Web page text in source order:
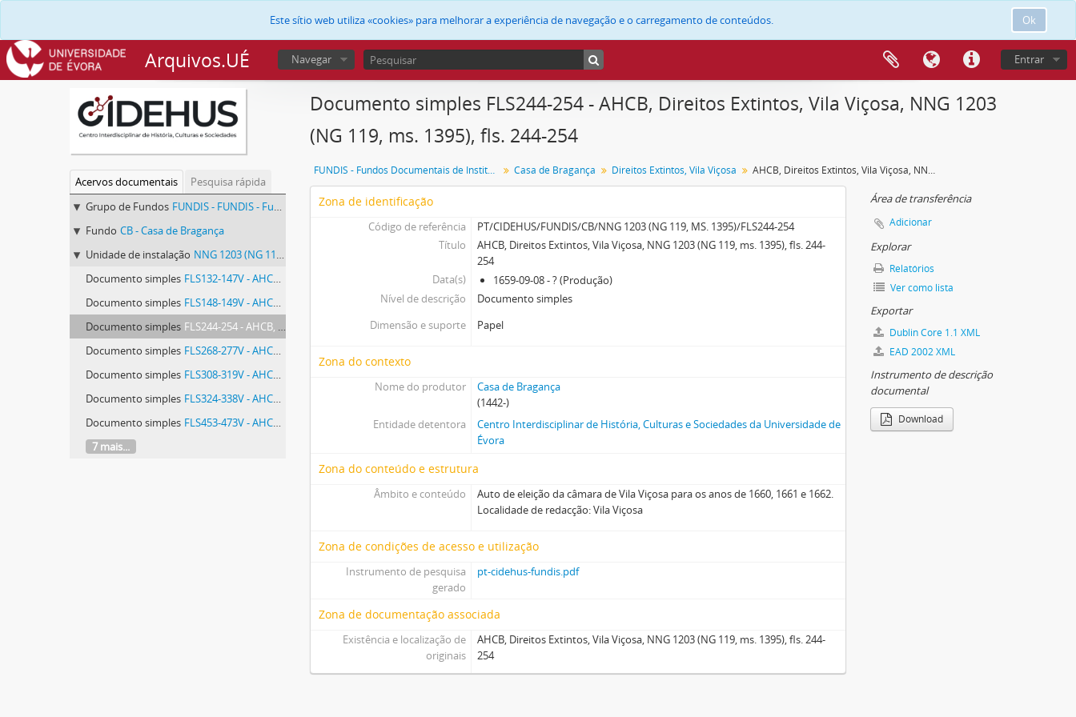
Ok
Este sítio web utiliza «cookies» para melhorar a experiência de navegação e o carregamento de conteúdos.
Arquivos.UÉ Entrar
Navegar
Acervos documentais
Pesquisa rápida
Grupo de Fundos FUNDIS - FUNDIS - Fundos Documentais de Instituições do Sul
Fundo CB - Casa de Bragança
Unidade de instalação NNG 1203 (NG 119, MS. 1395) - Direitos Extintos, Vila Viçosa
Documento simples FLS132-147V - AHCB, Direitos Extintos, Vila Viçosa, NNG 1203 (NG 119, ms. 1395), fls. 132-147v
Documento simples FLS148-149V - AHCB, Direitos Extintos, Vila Viçosa, NNG 1203 (NG 119, ms. 1395), fls. 148-149v
Documento simples FLS244-254 - AHCB, Direitos Extintos, Vila Viçosa, NNG 1203 (NG 119, ms. 1395), fls. 244-254
Documento simples FLS268-277V - AHCB, Direitos Extintos, Vila Viçosa, NNG 1203 (NG 119, ms. 1395), fls. 268-277v
Documento simples FLS308-319V - AHCB, Direitos Extintos, Vila Viçosa, NNG 1203 (NG 119, ms. 1395), fls. 308-319v
Documento simples FLS324-338V - AHCB, Direitos Extintos, Vila Viçosa, NNG 1203 (NG 119, ms. 1395), fls. 324-338v
Documento simples FLS453-473V - AHCB, Direitos Extintos, Vila Viçosa, NNG 1203 (NG 119, ms. 1395), fls. 453-473v
7 mais...
Documento simples FLS244-254 - AHCB, Direitos Extintos, Vila Viçosa, NNG 1203
(NG 119, ms. 1395), fls. 244-254
FUNDIS - Fundos Documentais de Instituições do Sul Casa de Bragança Direitos Extintos, Vila Viçosa AHCB, Direitos Extintos, Vila Viçosa, NNG 1203 (NG 119, ms. 1395), fls. 244-254
Zona de identificação
Código de referência
PT/CIDEHUS/FUNDIS/CB/NNG 1203 (NG 119, MS. 1395)/FLS244-254
Título
AHCB, Direitos Extintos, Vila Viçosa, NNG 1203 (NG 119, ms. 1395), fls. 244-
254
Data(s)
1659-09-08 - ? (Produção)
Nível de descrição
Documento simples
Dimensão e suporte
Papel
Zona do contexto
Nome do produtor
Casa de Bragança
(1442-)
Entidade detentora
Centro Interdisciplinar de História, Culturas e Sociedades da Universidade de
Évora
Zona do conteúdo e estrutura
Âmbito e conteúdo
Auto de eleição da câmara de Vila Viçosa para os anos de 1660, 1661 e 1662.
Localidade de redacção: Vila Viçosa
Zona de condições de acesso e utilização
Instrumento de pesquisa
gerado
pt-cidehus-fundis.pdf
Zona de documentação associada
Existência e localização de
originais
AHCB, Direitos Extintos, Vila Viçosa, NNG 1203 (NG 119, ms. 1395), fls. 244-
254
Área de transferência
Adicionar
Explorar
Relatórios
Ver como lista
Exportar
Dublin Core 1.1 XML
EAD 2002 XML
Instrumento de descrição
documental
Download